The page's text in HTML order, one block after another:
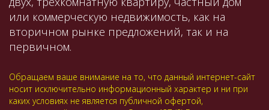
или коммерческую недвижимость, как на
вторичном рынке предложений, так и на
первичном.
Обращаем ваше внимание на то, что данный интернет-сайт
носит исключительно информационный характер и ни при
каких условиях не является публичной офертой,